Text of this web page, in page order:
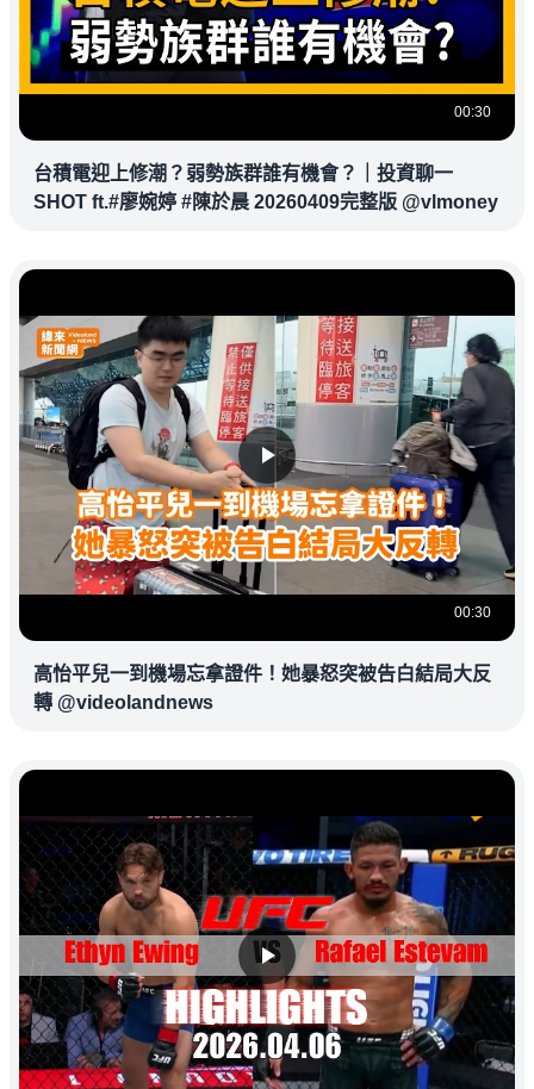
00:30
台積電迎上修潮？弱勢族群誰有機會？｜投資聊一
SHOT ft.#廖婉婷 #陳於晨 20260409完整版 @vlmoney
00:30
高怡平兒一到機場忘拿證件！她暴怒突被告白結局大反
轉 @videolandnews